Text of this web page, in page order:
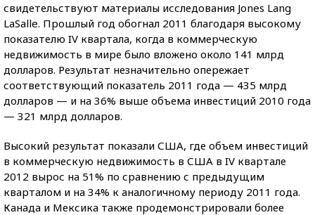
свидетельствуют материалы исследования Jones Lang
LaSalle. Прошлый год обогнал 2011 благодаря высокому
показателю IV квартала, когда в коммерческую
недвижимость в мире было вложено около 141 млрд
долларов. Результат незначительно опережает
соответствующий показатель 2011 года — 435 млрд
долларов — и на 36% выше объема инвестиций 2010 года
— 321 млрд долларов.
Высокий результат показали США, где объем инвестиций
в коммерческую недвижимость в США в IV квартале
2012 вырос на 51% по сравнению с предыдущим
кварталом и на 34% к аналогичному периоду 2011 года.
Канада и Мексика также продемонстрировали более